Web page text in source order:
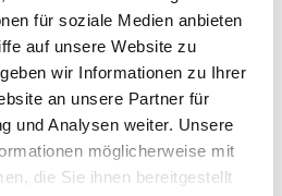
für soziale Medien anbieten
auf unsere Website zu
wir Informationen zu Ihrer
an unsere Partner für
und Analysen weiter. Unsere
möglicherweise mit
die Sie ihnen bereitgestellt